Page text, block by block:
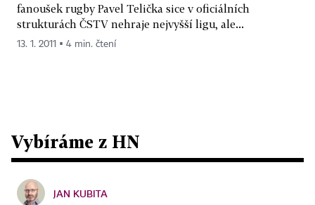
fanoušek rugby Pavel Telička sice v oficiálních
strukturách ČSTV nehraje nejvyšší ligu, ale...
13. 1. 2011 ▪ 4 min. čtení
Vybíráme z HN
JAN KUBITA